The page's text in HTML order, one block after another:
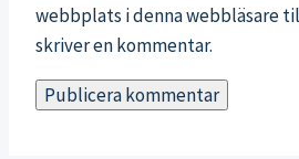
webbplats i denna webbläsare
skriver en kommentar.